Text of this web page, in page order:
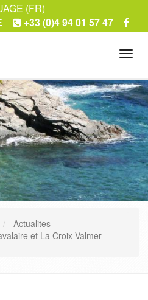
(FR)
+33 (0)4 94 01 57 47
Actualites
et La Croix-Valmer